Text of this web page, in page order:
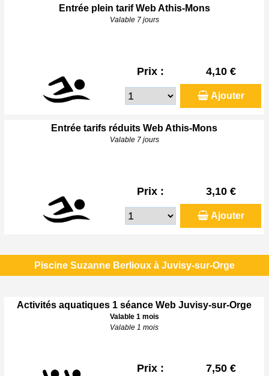
Entrée plein tarif Web Athis-Mons
Valable 7 jours
Prix : 4,10 €
Ajouter
Entrée tarifs réduits Web Athis-Mons
Valable 7 jours
Prix : 3,10 €
Ajouter
Piscine Suzanne Berlioux à Juvisy-sur-Orge
Activités aquatiques 1 séance Web Juvisy-sur-Orge
Valable 1 mois
Valable 1 mois
Prix : 7,50 €